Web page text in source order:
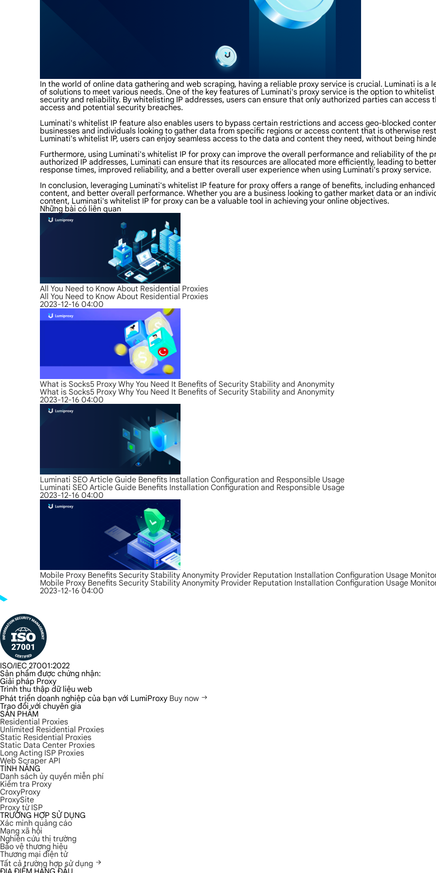
In the world of online data gathering and web scraping, having a reliable proxy service is crucial. Luminati is a
of solutions to meet various needs. One of the key features of Luminati's proxy service is the option to
security and reliability. By whitelisting IP addresses, users can ensure that only authorized parties can access
access and potential security breaches.
Luminati's whitelist IP feature also enables users to bypass certain restrictions and access geo-blocked
businesses and individuals looking to gather data from specific regions or access content that is otherwise
Luminati's whitelist IP, users can enjoy seamless access to the data and content they need, without being
Furthermore, using Luminati's whitelist IP for proxy can improve the overall performance and reliability of the
authorized IP addresses, Luminati can ensure that its resources are allocated more efficiently, leading to
response times, improved reliability, and a better overall user experience when using Luminati's proxy service.
In conclusion, leveraging Luminati's whitelist IP feature for proxy offers a range of benefits, including
content, and better overall performance. Whether you are a business looking to gather market data or an
content, Luminati's whitelist IP for proxy can be a valuable tool in achieving your online objectives.
Những bài có liên quan
All You Need to Know About Residential Proxies
All You Need to Know About Residential Proxies
2023-12-16 04:00
What is Socks5 Proxy Why You Need It Benefits of Security Stability and Anonymity
What is Socks5 Proxy Why You Need It Benefits of Security Stability and Anonymity
2023-12-16 04:00
Luminati SEO Article Guide Benefits Installation Configuration and Responsible Usage
Luminati SEO Article Guide Benefits Installation Configuration and Responsible Usage
2023-12-16 04:00
Mobile Proxy Benefits Security Stability Anonymity Provider Reputation Installation Configuration Usage
Mobile Proxy Benefits Security Stability Anonymity Provider Reputation Installation Configuration Usage
2023-12-16 04:00
ISO/IEC 27001:2022
Sản phẩm được chứng nhận:
Giải pháp Proxy
Trình thu thập dữ liệu web
Phát triển doanh nghiệp của bạn với LumiProxy Buy now
Trao đổi với chuyên gia
SẢN PHẨM
Residential Proxies
Unlimited Residential Proxies
Static Residential Proxies
Static Data Center Proxies
Long Acting ISP Proxies
Web Scraper API
TÍNH NĂNG
Danh sách ủy quyền miễn phí
Kiểm tra Proxy
CroxyProxy
ProxySite
Proxy từ ISP
TRƯỜNG HỢP SỬ DỤNG
Xác minh quảng cáo
Mạng xã hội
Nghiên cứu thị trường
Bảo vệ thương hiệu
Thương mại điện tử
Tất cả trường hợp sử dụng